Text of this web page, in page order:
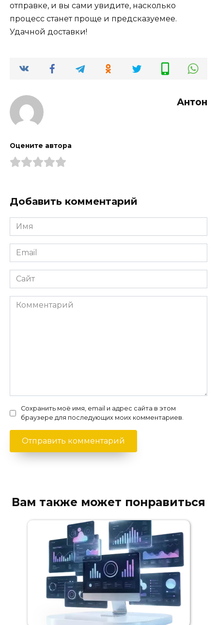
отправке, и вы сами увидите, насколько
процесс станет проще и предсказуемее.
Удачной доставки!
Антон
Оцените автора
Добавить комментарий
Имя
*
Email
*
Сайт
Комментарий
Сохранить моё имя, email и адрес сайта в этом
браузере для последующих моих комментариев.
Вам также может понравиться